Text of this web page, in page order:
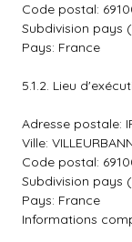
Code postal:
Subdivision pays
Pays: France
5.1.2. Lieu
Adresse postale:
Ville:
Code postal:
Subdivision pays
Pays: France
Informations